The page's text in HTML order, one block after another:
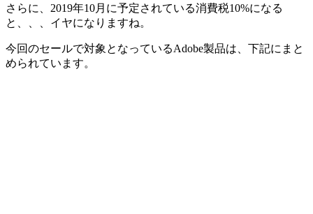
さらに、2019年10月に予定されている消費税10%になる
と、、、イヤになりますね。
今回のセールで対象となっているAdobe製品は、下記にまと
められています。